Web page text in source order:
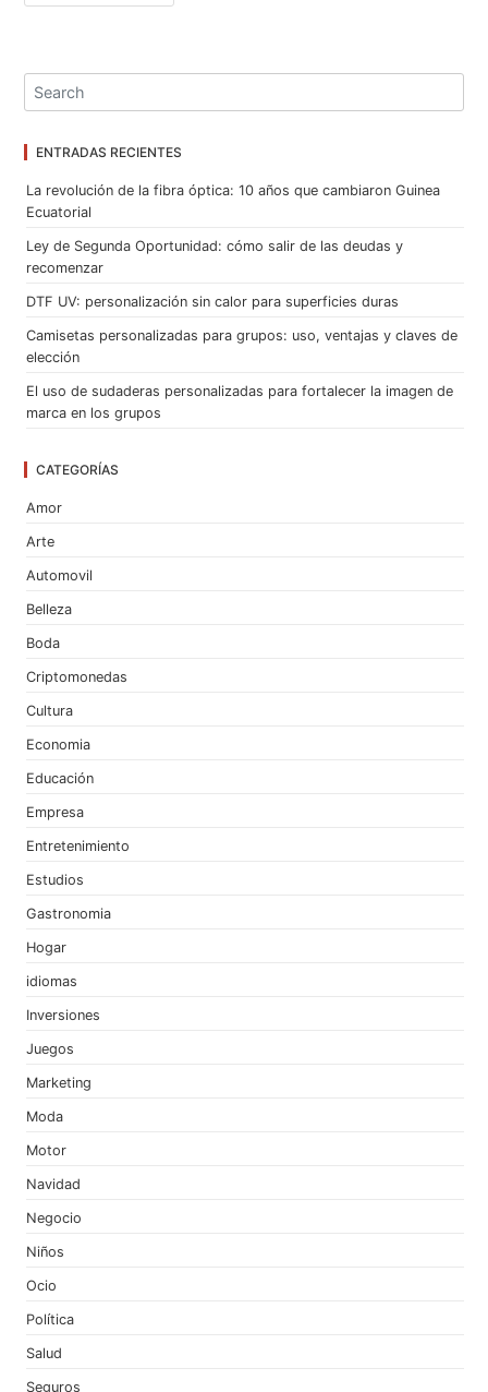
ENTRADAS RECIENTES
La revolución de la fibra óptica: 10 años que cambiaron Guinea
Ecuatorial
Ley de Segunda Oportunidad: cómo salir de las deudas y
recomenzar
DTF UV: personalización sin calor para superficies duras
Camisetas personalizadas para grupos: uso, ventajas y claves de
elección
El uso de sudaderas personalizadas para fortalecer la imagen de
marca en los grupos
CATEGORÍAS
Amor
Arte
Automovil
Belleza
Boda
Criptomonedas
Cultura
Economia
Educación
Empresa
Entretenimiento
Estudios
Gastronomia
Hogar
idiomas
Inversiones
Juegos
Marketing
Moda
Motor
Navidad
Negocio
Niños
Ocio
Política
Salud
Seguros